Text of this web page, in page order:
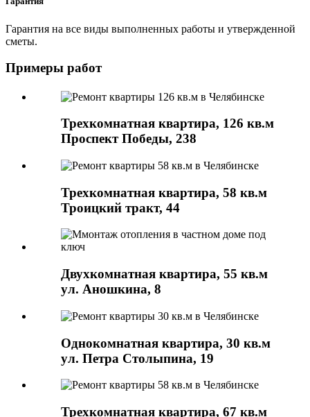
Гарантия на все виды выполненных работы и утвержденной
сметы.
Примеры работ
Трехкомнатная квартира, 126 кв.м
Проспект Победы, 238
Трехкомнатная квартира, 58 кв.м
Троицкий тракт, 44
Двухкомнатная квартира, 55 кв.м
ул. Аношкина, 8
Однокомнатная квартира, 30 кв.м
ул. Петра Столыпина, 19
Трехкомнатная квартира, 67 кв.м